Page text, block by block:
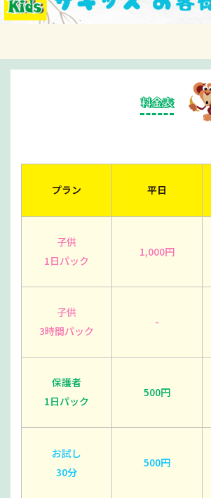
プラン 平日
子供
1日パック
1,000円
子供
3時間パック
-
保護者
1日パック
500円
お試し
30分
500円